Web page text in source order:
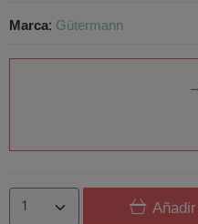
Marca: Gütermann